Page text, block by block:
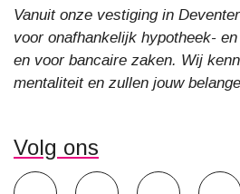
Vanuit onze vestiging in
voor onafhankelijk hypotheek-
en voor bancaire zaken. Wij
mentaliteit en zullen jouw
Volg ons